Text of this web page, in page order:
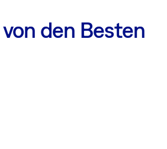
den Besten